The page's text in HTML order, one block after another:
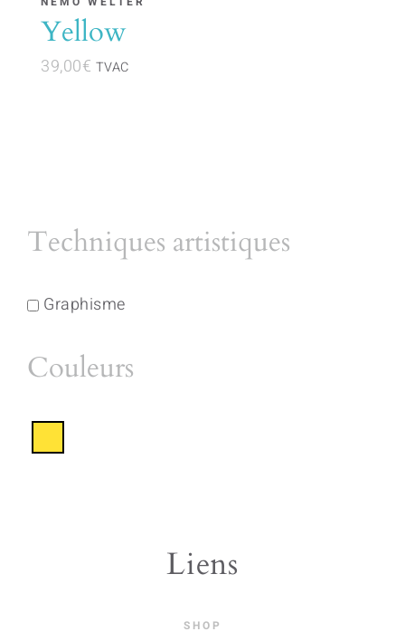
Yellow
39,00€ TVAC
Techniques artistiques
Graphisme
Couleurs
Liens
SHOP